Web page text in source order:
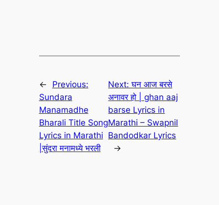
←
Previous:
Sundara
Manamadhe
Bharali Title Song
Lyrics in Marathi
|सुंदरा मनामध्ये भरली
Next:घन आज बरसे
अनावर हो | ghan aaj
barse Lyrics in
Marathi – Swapnil
Bandodkar Lyrics
→